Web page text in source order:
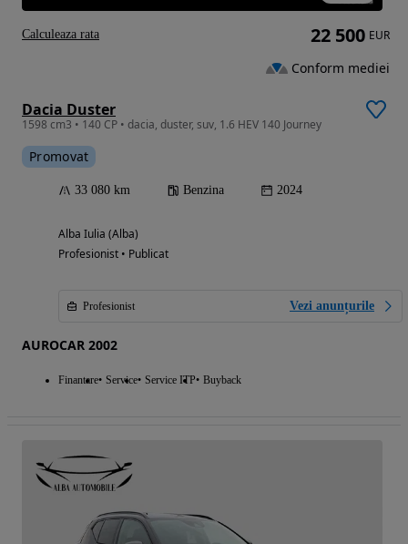
Dacia Duster
1598 cm3 • 140 CP • dacia, duster, suv, 1.6 HEV 140 Journey
Promovat
33 080 km Benzina 2024
Alba Iulia (Alba)
Profesionist • Publicat
Profesionist Vezi anunțurile
AUROCAR 2002
Finantare Service Service ITP Buyback
22 500 EUR
Conform mediei
Calculeaza rata